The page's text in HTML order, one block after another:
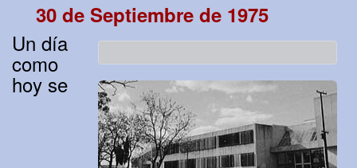
30 de Septiembre de 1975
Un día
como
hoy se